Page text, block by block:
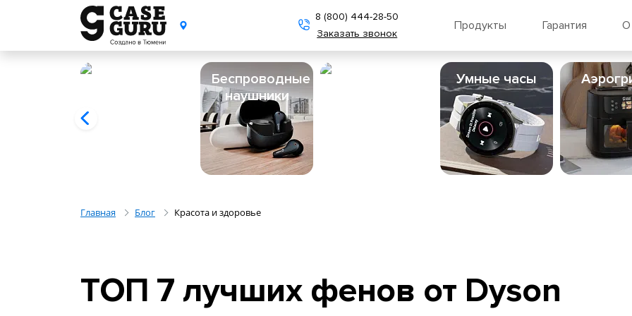
8 (800) 444-28-50
Заказать звонок
Продукты Гарантия О
Беспроводные
наушники
Умные часы
Главная Блог Красота и здоровье
ТОП 7 лучших фенов от Dyson